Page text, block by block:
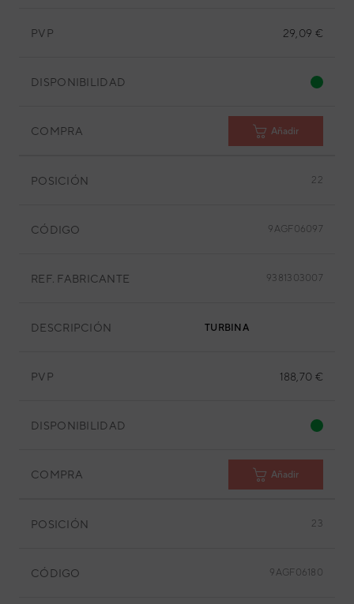
PVP 29,09 €
DISPONIBILIDAD
COMPRA Añadir
POSICIÓN 22
CÓDIGO 9AGF06097
REF. FABRICANTE 9381303007
DESCRIPCIÓN TURBINA
PVP 188,70 €
DISPONIBILIDAD
COMPRA Añadir
POSICIÓN 23
CÓDIGO 9AGF06180